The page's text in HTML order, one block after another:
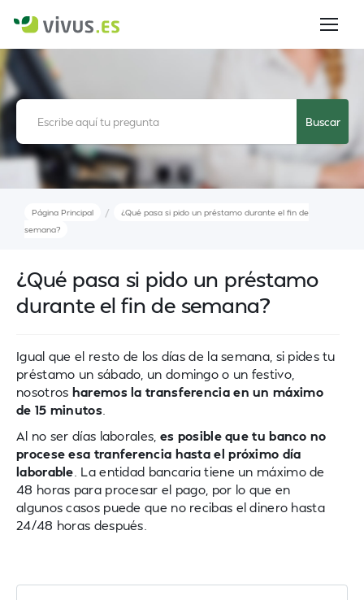
Página Principal /
¿Qué pasa si pido un préstamo durante el fin de
semana?
¿Qué pasa si pido un préstamo
durante el fin de semana?
Igual que el resto de los días de la semana, si pides tu
préstamo un sábado, un domingo o un festivo,
nosotros haremos la transferencia en un máximo
de 15 minutos.
Al no ser días laborales, es posible que tu banco no
procese esa tranferencia hasta el próximo día
laborable. La entidad bancaria tiene un máximo de
48 horas para procesar el pago, por lo que en
algunos casos puede que no recibas el dinero hasta
24/48 horas después.